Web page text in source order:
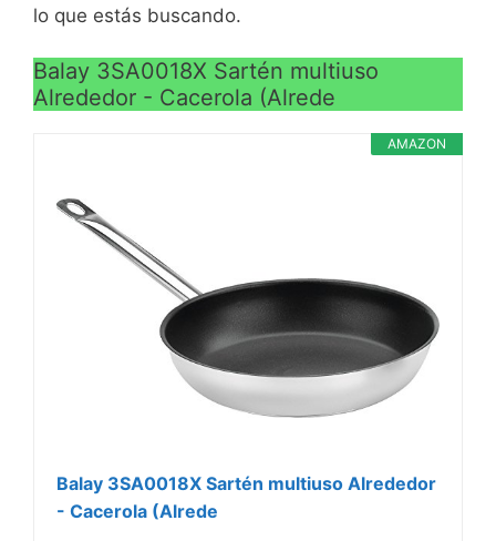
apilable
lo que estás buscando.
Balay 3SA0018X Sartén multiuso
Alrededor - Cacerola (Alrede
AMAZON
Balay 3SA0018X Sartén multiuso Alrededor
- Cacerola (Alrede